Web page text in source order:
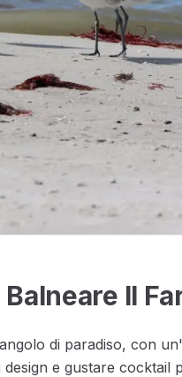
Il
di paradiso, con
e gustare